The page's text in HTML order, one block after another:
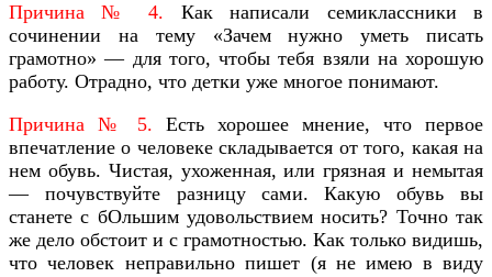
Причина № 4. Как написали семиклассники в
сочинении на тему «Зачем нужно уметь писать
грамотно» — для того, чтобы тебя взяли на хорошую
работу. Отрадно, что детки уже многое понимают.
Причина № 5. Есть хорошее мнение, что первое
впечатление о человеке складывается от того, какая на
нем обувь. Чистая, ухоженная, или грязная и немытая
— почувствуйте разницу сами. Какую обувь вы
станете с бОльшим удовольствием носить? Точно так
же дело обстоит и с грамотностью. Как только видишь,
что человек неправильно пишет (я не имею в виду